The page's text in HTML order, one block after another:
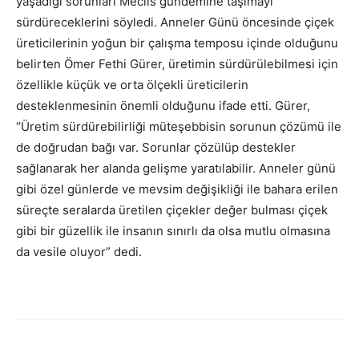
sürdüreceklerini söyledi. Anneler Günü öncesinde çiçek
üreticilerinin yoğun bir çalışma temposu içinde olduğunu
belirten Ömer Fethi Gürer, üretimin sürdürülebilmesi için
özellikle küçük ve orta ölçekli üreticilerin
desteklenmesinin önemli olduğunu ifade etti. Gürer,
“Üretim sürdürebilirliği müteşebbisin sorunun çözümü ile
de doğrudan bağı var. Sorunlar çözülüp destekler
sağlanarak her alanda gelişme yaratılabilir. Anneler günü
gibi özel günlerde ve mevsim değişikliği ile bahara erilen
süreçte seralarda üretilen çiçekler değer bulması çiçek
gibi bir güzellik ile insanın sınırlı da olsa mutlu olmasına
da vesile oluyor” dedi.